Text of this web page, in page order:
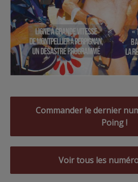
Commander le dernier
Poing !
Voir tous les